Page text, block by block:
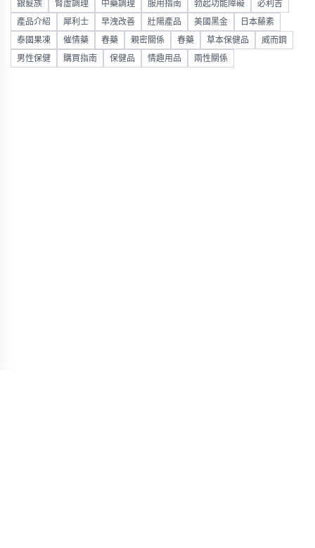
銀髮族 腎虛調理 中藥調理 服用指南 勃起功能障礙 必利吉
產品介紹 犀利士 早洩改善 壯陽產品 美國黑金 日本藤素
泰國果凍 催情藥 春藥 親密關係 春藥 草本保健品 威而鋼
男性保健 購買指南 保健品 情趣用品 兩性關係